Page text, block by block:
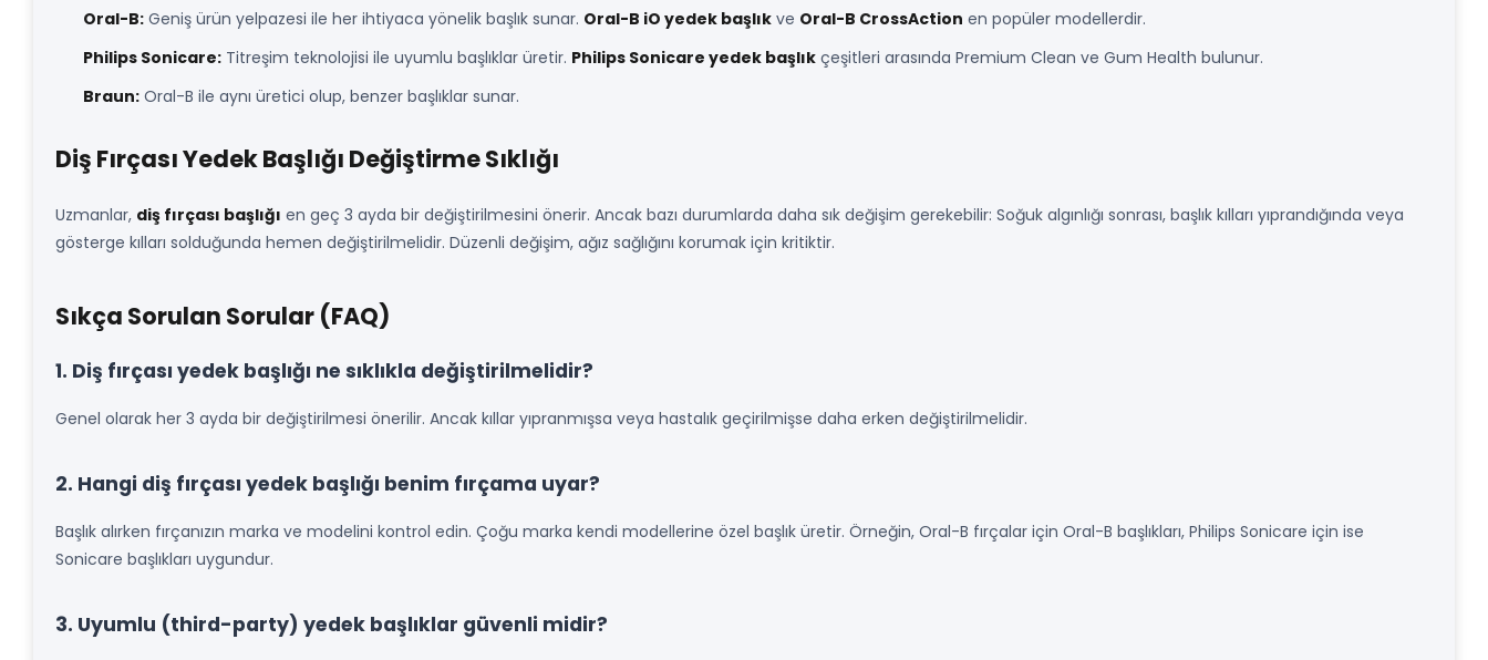
Oral-B: Geniş ürün yelpazesi ile her ihtiyaca yönelik başlık sunar. Oral-B iO yedek başlık ve Oral-B CrossAction en popüler modellerdir.
Philips Sonicare: Titreşim teknolojisi ile uyumlu başlıklar üretir. Philips Sonicare yedek başlık çeşitleri arasında Premium Clean ve Gum Health bulunur.
Braun: Oral-B ile aynı üretici olup, benzer başlıklar sunar.
Diş Fırçası Yedek Başlığı Değiştirme Sıklığı
Uzmanlar, diş fırçası başlığı en geç 3 ayda bir değiştirilmesini önerir. Ancak bazı durumlarda daha sık değişim gerekebilir: Soğuk algınlığı sonrası, başlık kılları yıprandığında veya
gösterge kılları solduğunda hemen değiştirilmelidir. Düzenli değişim, ağız sağlığını korumak için kritiktir.
Sıkça Sorulan Sorular (FAQ)
1. Diş fırçası yedek başlığı ne sıklıkla değiştirilmelidir?
Genel olarak her 3 ayda bir değiştirilmesi önerilir. Ancak kıllar yıpranmışsa veya hastalık geçirilmişse daha erken değiştirilmelidir.
2. Hangi diş fırçası yedek başlığı benim fırçama uyar?
Başlık alırken fırçanızın marka ve modelini kontrol edin. Çoğu marka kendi modellerine özel başlık üretir. Örneğin, Oral-B fırçalar için Oral-B başlıkları, Philips Sonicare için ise
Sonicare başlıkları uygundur.
3. Uyumlu (third-party) yedek başlıklar güvenli midir?